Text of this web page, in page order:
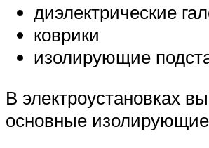
диэлектрические
коврики
изолирующие
В электроустановках
основные изолирующие